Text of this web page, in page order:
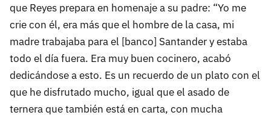
que Reyes prepara en homenaje a su padre: “Yo me
crie con él, era más que el hombre de la casa, mi
madre trabajaba para el [banco] Santander y estaba
todo el día fuera. Era muy buen cocinero, acabó
dedicándose a esto. Es un recuerdo de un plato con el
que he disfrutado mucho, igual que el asado de
ternera que también está en carta, con mucha